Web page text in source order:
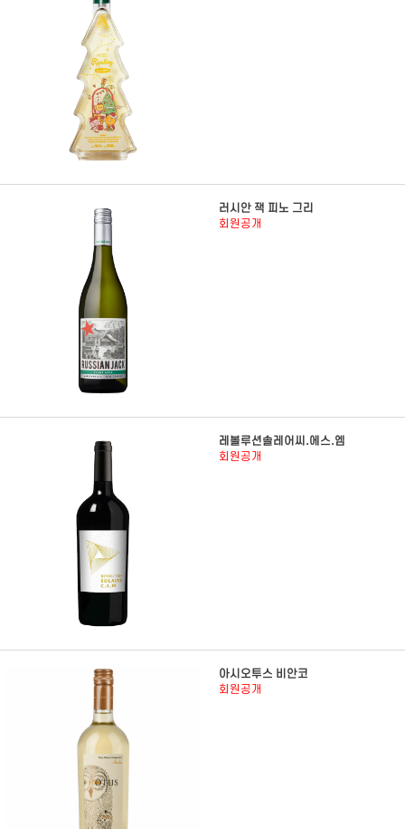
러시안 잭 피노 그리
회원공개
레볼루션솔레어씨.에스.엠
회원공개
아시오투스 비안코
회원공개